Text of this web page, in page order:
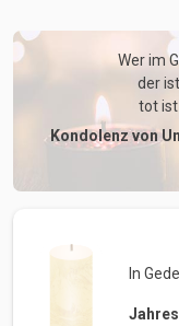
Wer im
der
tot ist
Kondolenz von
In